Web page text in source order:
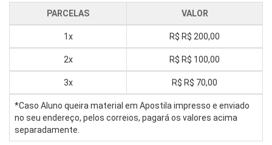
PARCELAS VALOR
1x R$ R$ 200,00
2x R$ R$ 100,00
3x R$ R$ 70,00
*Caso Aluno queira material em Apostila impresso e enviado
no seu endereço, pelos correios, pagará os valores acima
separadamente.